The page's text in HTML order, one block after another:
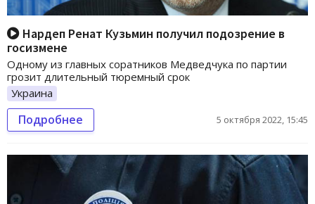
Нардеп Ренат Кузьмин получил подозрение в
госизмене
Одному из главных соратников Медведчука по партии
грозит длительный тюремный срок
Украина
Подробнее 5 октября 2022, 15:45